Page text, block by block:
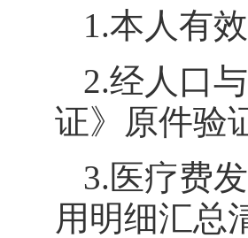
1.本人有
2.经人口
证》原件验
3.医疗费
用明细汇总